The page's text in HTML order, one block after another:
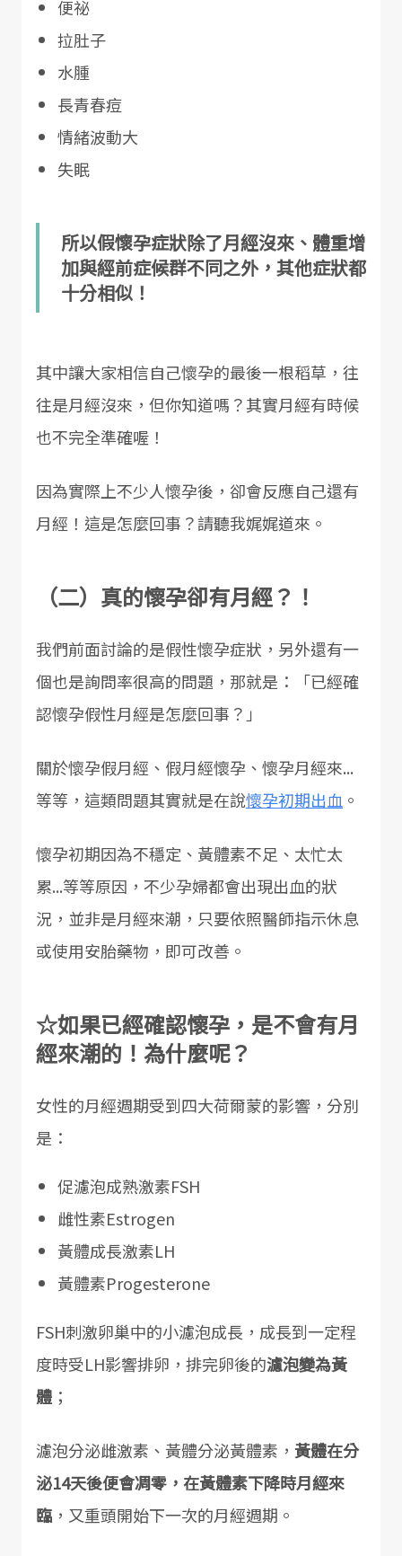
便祕
拉肚子
水腫
長青春痘
情緒波動大
失眠
所以假懷孕症狀除了月經沒來、體重增
加與經前症候群不同之外，其他症狀都
十分相似！
其中讓大家相信自己懷孕的最後一根稻草，往
往是月經沒來，但你知道嗎？其實月經有時候
也不完全準確喔！
因為實際上不少人懷孕後，卻會反應自己還有
月經！這是怎麼回事？請聽我娓娓道來。
（二）真的懷孕卻有月經？！
我們前面討論的是假性懷孕症狀，另外還有一
個也是詢問率很高的問題，那就是：「已經確
認懷孕假性月經是怎麼回事？」
關於懷孕假月經、假月經懷孕、懷孕月經來...
等等，這類問題其實就是在說懷孕初期出血 。
懷孕初期因為不穩定、黃體素不足、太忙太
累...等等原因，不少孕婦都會出現出血的狀
況，並非是月經來潮，只要依照醫師指示休息
或使用安胎藥物，即可改善。
☆如果已經確認懷孕，是不會有月
經來潮的！為什麼呢？
女性的月經週期受到四大荷爾蒙的影響，分別
是：
促濾泡成熟激素FSH
雌性素Estrogen
黃體成長激素LH
黃體素Progesterone
FSH刺激卵巢中的小濾泡成長，成長到一定程
度時受LH影響排卵，排完卵後的濾泡變為黃
體 ；
濾泡分泌雌激素、黃體分泌黃體素， 黃體在分
泌14天後便會凋零，在黃體素下降時月經來
臨 ，又重頭開始下一次的月經週期。